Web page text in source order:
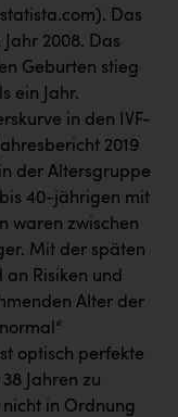
Das
2008. Das
Geburten stieg
ein Jahr.
in den IVF-
2019
der Altersgruppe
40-jährigen mit
waren zwischen
Mit der späten
Risiken und
Alter der
optisch perfekte
Jahren zu
in Ordnung